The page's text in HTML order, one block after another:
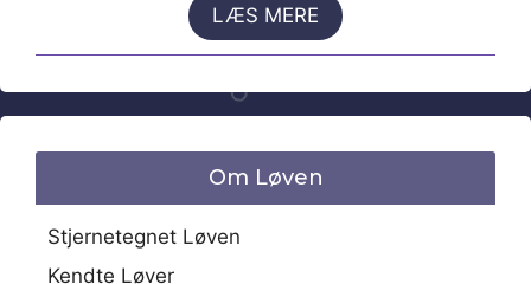
LÆS MERE
Om Løven
Stjernetegnet Løven
Kendte Løver